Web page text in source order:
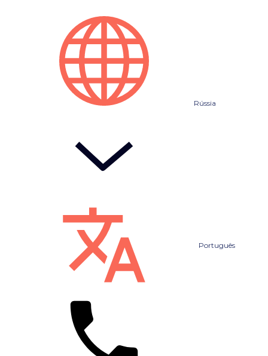
Rússia
Português